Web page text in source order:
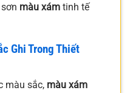
màu xám tinh tế
Ghi Trong Thiết
màu sắc, màu xám